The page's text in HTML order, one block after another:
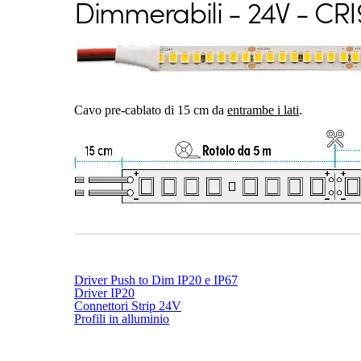
Dimmerabili - 24V -
Cavo pre-cablato di 15 cm da entrambe i lati.
Driver Push to Dim IP20 e IP67
Driver IP20
Connettori Strip 24V
Profili in alluminio